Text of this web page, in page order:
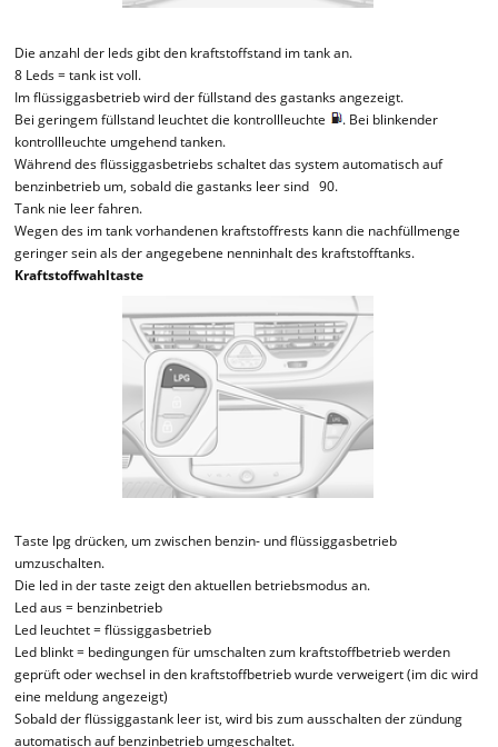
Die anzahl der leds gibt den kraftstoffstand im tank an.
8 Leds = tank ist voll.
Im flüssiggasbetrieb wird der füllstand des gastanks angezeigt.
Bei geringem füllstand leuchtet die kontrollleuchte
. Bei blinkender
kontrollleuchte umgehend tanken.
Während des flüssiggasbetriebs schaltet das system automatisch auf
benzinbetrieb um, sobald die gastanks leer sind 90.
Tank nie leer fahren.
Wegen des im tank vorhandenen kraftstoffrests kann die nachfüllmenge
geringer sein als der angegebene nenninhalt des kraftstofftanks.
Kraftstoffwahltaste
Taste lpg drücken, um zwischen benzin- und flüssiggasbetrieb
umzuschalten.
Die led in der taste zeigt den aktuellen betriebsmodus an.
Led aus = benzinbetrieb
Led leuchtet = flüssiggasbetrieb
Led blinkt = bedingungen für umschalten zum kraftstoffbetrieb werden
geprüft oder wechsel in den kraftstoffbetrieb wurde verweigert (im dic wird
eine meldung angezeigt)
Sobald der flüssiggastank leer ist, wird bis zum ausschalten der zündung
automatisch auf benzinbetrieb umgeschaltet.